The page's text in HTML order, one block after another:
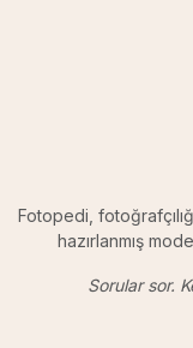
Fotopedi,
hazırlanmış
Sorular sor.